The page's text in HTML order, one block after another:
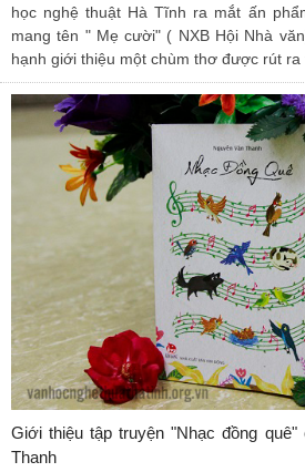
học nghệ thuật Hà Tĩnh ra mắt ấn
mang tên " Mẹ cười" ( NXB Hội Nhà
hạnh giới thiệu một chùm thơ được rút ra
Giới thiệu tập truyện "Nhạc đồng
Thanh